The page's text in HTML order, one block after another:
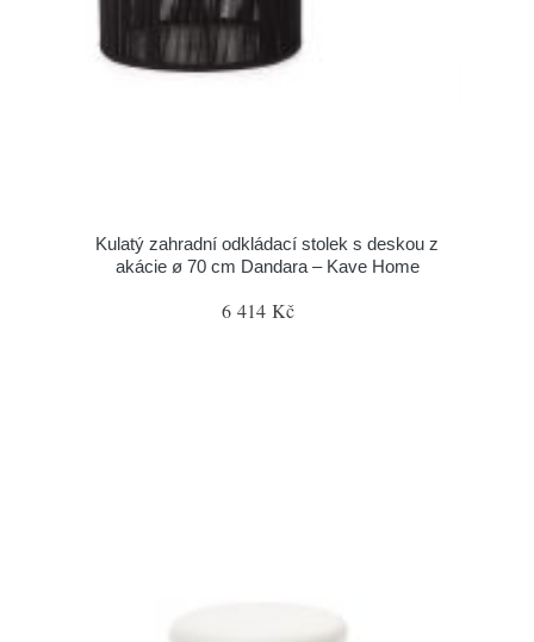
Kulatý zahradní odkládací stolek s deskou z
akácie ø 70 cm Dandara – Kave Home
6 414 Kč